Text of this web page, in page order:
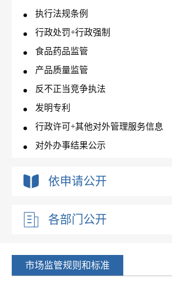
执行法规条例
行政处罚+行政强制
食品药品监管
产品质量监管
反不正当竞争执法
发明专利
行政许可+其他对外管理服务信息
对外办事结果公示
依申请公开
各部门公开
市场监管规则和标准